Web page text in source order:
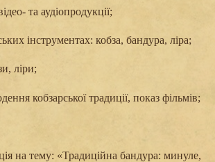
та аудіопродукції;
інструментах: кобза, бандура, ліра;
ліри;
кобзарської традиції, показ фільмів;
на тему: «Традиційна бандура: минуле,